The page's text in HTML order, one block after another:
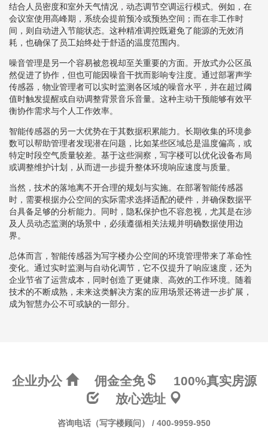
结合人员密度和室外天气情况，动态调节空调运行模式。例如，在
会议室使用高峰期，系统会提前预冷或预热空间；而在非工作时
间，则自动进入节能状态。这种精准调控既避免了能源的无效消
耗，也确保了员工始终处于舒适的温度范围内。
噪音管理是另一个容易被忽视却至关重要的方面。开放式办公区虽
然促进了协作，但也可能因噪音干扰而影响专注度。通过部署声学
传感器，物业管理者可以实时监测各区域的噪音水平，并在超过阈
值时触发提醒或自动调整背景音乐音量。这种主动干预能够有效平
衡协作需求与个人工作效率。
智能传感器的另一大优势在于其数据积累能力。长期收集的环境参
数可以帮助管理者发现潜在问题，比如某些区域总是温度偏高，或
特定时段空气质量较差。基于这些洞察，写字楼可以优化设备布局
或调整维护计划，从而进一步提升整体环境响应速度与质量。
当然，技术的落地离不开合理的规划与实施。在部署智能传感器
时，需要根据办公空间的实际需求选择适配的硬件，并确保数据平
台具备足够的分析能力。同时，隐私保护也不容忽视，尤其是在涉
及人员动态监测的场景中，必须遵循相关法规并明确数据使用边
界。
总体而言，智能传感器为写字楼办公空间的环境管理带来了革命性
变化。通过实时监测与自动化调节，它不仅提升了响应速度，还为
企业节省了运营成本，同时创造了更健康、高效的工作环境。随着
技术的不断成熟，未来这类解决方案的应用场景还将进一步扩展，
成为智慧办公不可或缺的一部分。
企业办公 佣金全免
100%真实房源
放心选址
咨询电话（写字楼顾问） / 400-9959-950